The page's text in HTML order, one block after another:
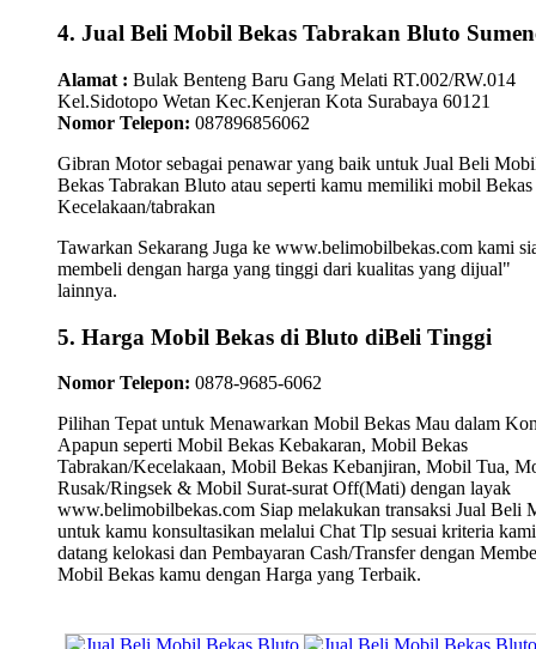
4. Jual Beli Mobil Bekas Tabrakan Bluto
Alamat : Bulak Benteng Baru Gang Melati RT.002/RW.014
Kel.Sidotopo Wetan Kec.Kenjeran Kota Surabaya 60121
Nomor Telepon: 087896856062
Gibran Motor sebagai penawar yang baik untuk Jual Beli
Bekas Tabrakan Bluto atau seperti kamu memiliki mobil Bekas
Kecelakaan/tabrakan
Tawarkan Sekarang Juga ke www.belimobilbekas.com kami
membeli dengan harga yang tinggi dari kualitas yang dijual"
lainnya.
5. Harga Mobil Bekas di Bluto diBeli Tinggi
Nomor Telepon: 0878-9685-6062
Pilihan Tepat untuk Menawarkan Mobil Bekas Mau dalam
Apapun seperti Mobil Bekas Kebakaran, Mobil Bekas
Tabrakan/Kecelakaan, Mobil Bekas Kebanjiran, Mobil Tua,
Rusak/Ringsek & Mobil Surat-surat Off(Mati) dengan layak
www.belimobilbekas.com Siap melakukan transaksi Jual Beli
untuk kamu konsultasikan melalui Chat Tlp sesuai kriteria
datang kelokasi dan Pembayaran Cash/Transfer dengan
Mobil Bekas kamu dengan Harga yang Terbaik.